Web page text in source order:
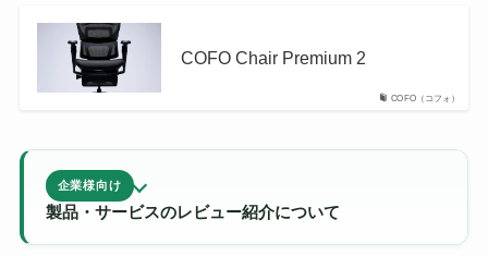
COFO（コフォ）
COFO Chair Premium 2
企業様向け
製品・サービスのレビュー紹介について